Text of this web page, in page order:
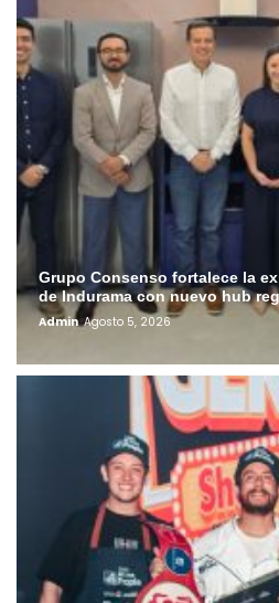
Grupo Consenso fortalece la
de Indurama con nuevo hub
Admin Agosto 5, 2026